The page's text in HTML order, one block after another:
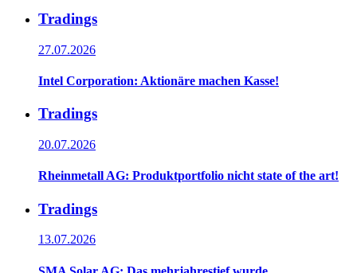
Tradings
27.07.2026
Intel Corporation: Aktionäre machen Kasse!
Tradings
20.07.2026
Rheinmetall AG: Produktportfolio nicht state of the art!
Tradings
13.07.2026